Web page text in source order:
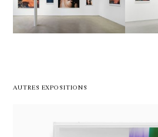
AUTRES EXPOSITIONS